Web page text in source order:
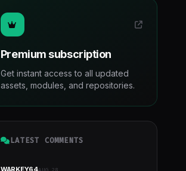
Premium subscription
Get instant access to all updated
assets, modules, and repositories.
LATEST COMMENTS
WARKEY64AUG 28